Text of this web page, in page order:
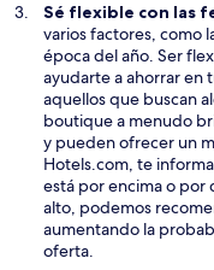
Sé flexible con las
varios factores, como
época del año. Ser
ayudarte a ahorrar en
aquellos que buscan
boutique a menudo
y pueden ofrecer un
Hotels.com, te
está por encima o por
alto, podemos
aumentando la
oferta.